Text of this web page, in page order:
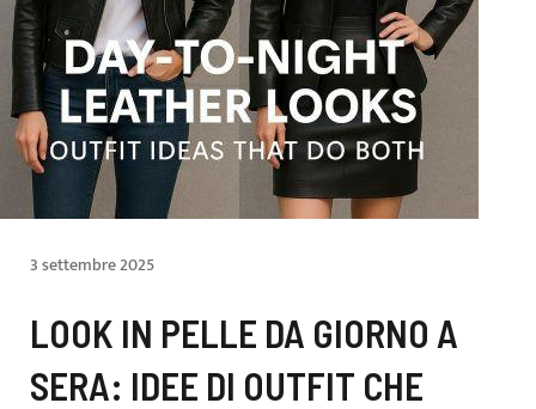
3 settembre 2025
LOOK IN PELLE DA GIORNO A
SERA: IDEE DI OUTFIT CHE